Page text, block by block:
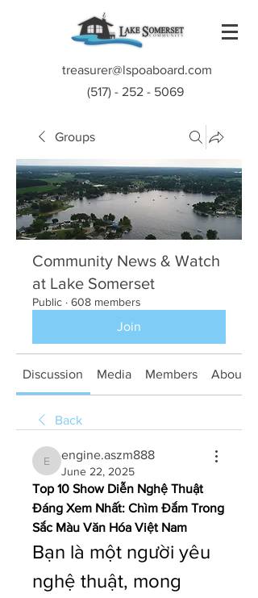
treasurer@lspoaboard.com
(517) - 252 - 5069
Groups
Community News & Watch
at Lake Somerset
Public · 608 members
Join
Discussion Media Members About
Back
engine.aszm888
engine.aszm888
June 22, 2025
Top 10 Show Diễn Nghệ Thuật
Đáng Xem Nhất: Chìm Đắm Trong
Sắc Màu Văn Hóa Việt Nam
Bạn là một người yêu
nghệ thuật, mong